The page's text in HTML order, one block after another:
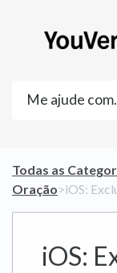
Todas as
Oração​>​ iOS:
iOS: